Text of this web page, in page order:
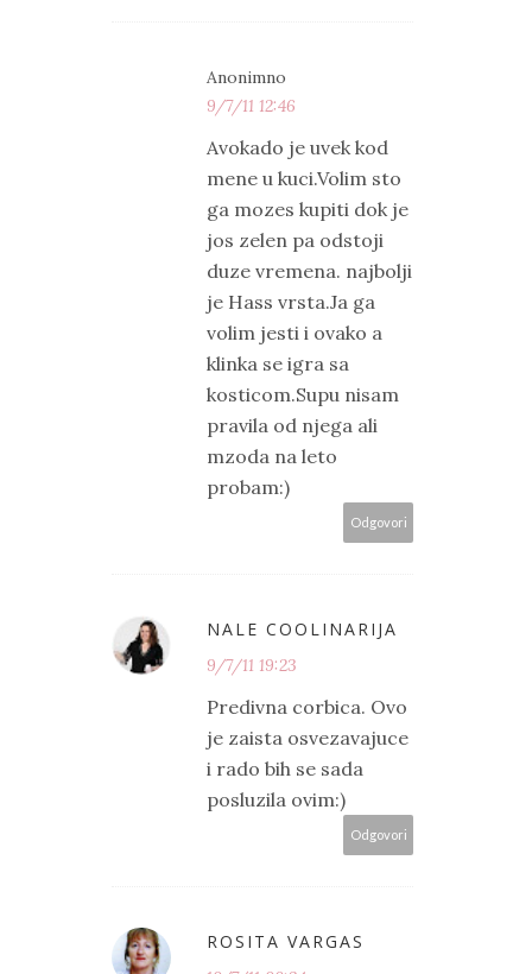
Anonimno
9/7/11 12:46
Avokado je uvek kod
mene u kuci.Volim sto
ga mozes kupiti dok je
jos zelen pa odstoji
duze vremena. najbolji
je Hass vrsta.Ja ga
volim jesti i ovako a
klinka se igra sa
kosticom.Supu nisam
pravila od njega ali
mzoda na leto
probam:)
Odgovori
NALE COOLINARIJA
9/7/11 19:23
Predivna corbica. Ovo
je zaista osvezavajuce
i rado bih se sada
posluzila ovim:)
Odgovori
ROSITA VARGAS